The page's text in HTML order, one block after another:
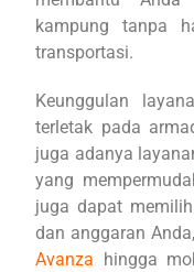
kampung tanpa
transportasi.
Keunggulan
terletak pada
juga adanya
yang
juga dapat
dan anggaran
Avanza hingga